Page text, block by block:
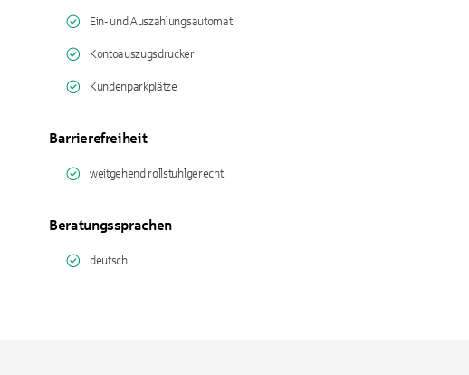
Ein- und Auszahlungsautomat
Kontoauszugsdrucker
Kundenparkplätze
Barrierefreiheit
weitgehend rollstuhlgerecht
Beratungssprachen
deutsch